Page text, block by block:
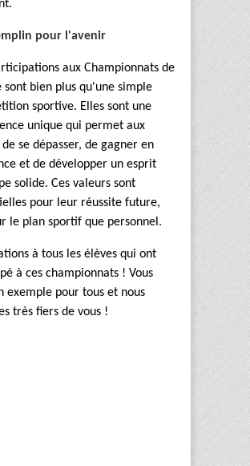
pour l'avenir
aux Championnats de
sont bien plus qu'une simple
sportive. Elles sont une
unique qui permet aux
se dépasser, de gagner en
et de développer un esprit
solide. Ces valeurs sont
pour leur réussite future,
le plan sportif que personnel.
à tous les élèves qui ont
à ces championnats ! Vous
exemple pour tous et nous
très fiers de vous !